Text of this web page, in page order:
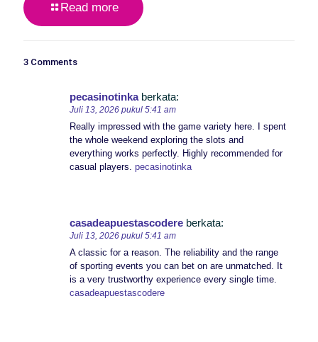
Read more
3 Comments
pecasinotinka berkata:
Juli 13, 2026 pukul 5:41 am
Really impressed with the game variety here. I spent
the whole weekend exploring the slots and
everything works perfectly. Highly recommended for
casual players. pecasinotinka
casadeapuestascodere berkata:
Juli 13, 2026 pukul 5:41 am
A classic for a reason. The reliability and the range
of sporting events you can bet on are unmatched. It
is a very trustworthy experience every single time.
casadeapuestascodere